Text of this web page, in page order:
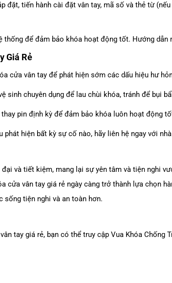
đặt, tiến hành cài đặt vân tay, mã số và thẻ từ
thống để đảm bảo khóa hoạt động tốt. Hướng
Giá Rẻ
cửa vân tay để phát hiện sớm các dấu hiệu hư
sinh chuyên dụng để lau chùi khóa, tránh để bụi
thay pin định kỳ để đảm bảo khóa luôn hoạt động
phát hiện bất kỳ sự cố nào, hãy liên hệ ngay với
và tiết kiệm, mang lại sự yên tâm và tiện nghi
cửa vân tay giá rẻ ngày càng trở thành lựa chọn
sống tiện nghi và an toàn hơn.
tay giá rẻ, bạn có thể truy cập Vua Khóa Chống